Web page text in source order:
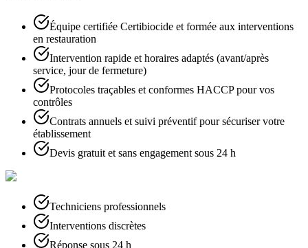
Équipe certifiée Certibiocide et formée aux interventions
en restauration
Intervention rapide et horaires adaptés (avant/après
service, jour de fermeture)
Protocoles traçables et conformes HACCP pour vos
contrôles
Contrats annuels et suivi préventif pour sécuriser votre
établissement
Devis gratuit et sans engagement sous 24 h
Techniciens professionnels
Interventions discrètes
Réponse sous 24 h